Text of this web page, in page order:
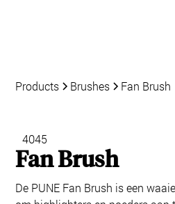
Products Brushes Fan Brush
4045
Fan Brush
De PUNE Fan Brush is een